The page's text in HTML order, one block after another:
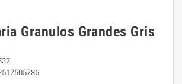
Granulos Grandes Gris